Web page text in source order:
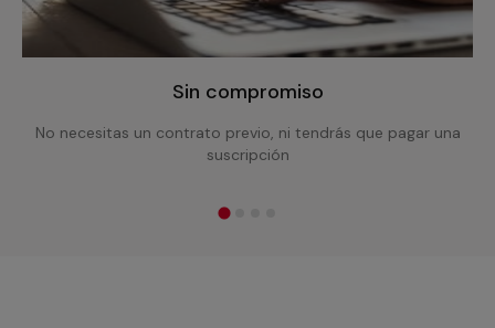
Sin compromiso
No necesitas un contrato previo, ni tendrás que pagar una
suscripción